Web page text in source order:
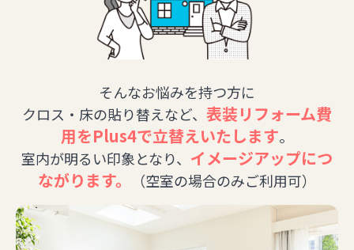
そんなお悩みを持つ方に
クロス・床の貼り替えなど、 表装リフォーム費
用をPlus4で立替えいたします。
室内が明るい印象となり、 イメージアップにつ
ながります。
（空室の場合のみご利用可）